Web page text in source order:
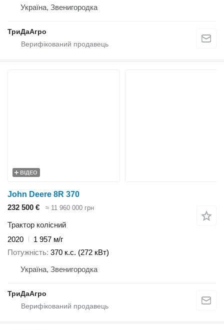
Україна, Звенигородка
ТриДаАгро
ВІДЕО
John Deere 8R 370
232 500 €
≈ 11 960 000 грн
Трактор колісний
2020
1 957 м/г
Потужність 370 к.с. (272 кВт)
Україна, Звенигородка
ТриДаАгро